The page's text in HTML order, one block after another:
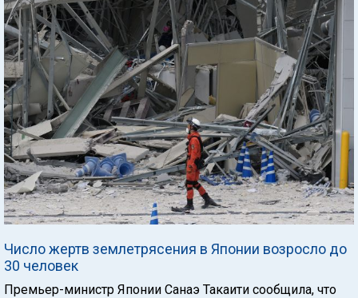
Число жертв землетрясения в Японии возросло до
30 человек
Премьер-министр Японии Санаэ Такаити сообщила, что